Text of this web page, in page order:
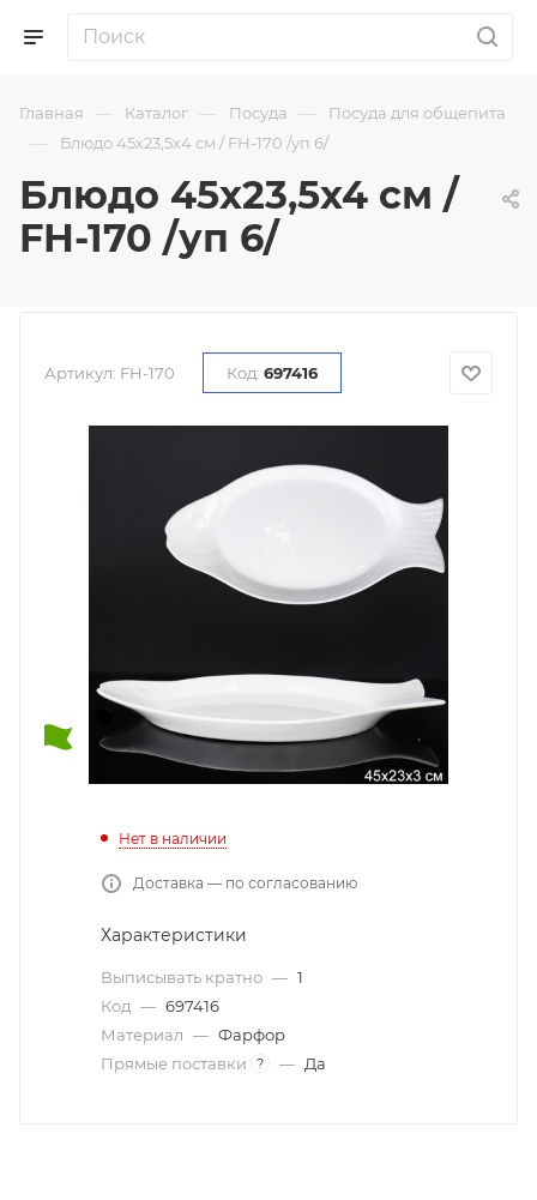
Главная — Каталог — Посуда — Посуда для общепита
— Блюдо 45х23,5х4 см / FH-170 /уп 6/
Блюдо 45х23,5х4 см /
FH-170 /уп 6/
Артикул: FH-170 Код: 697416
Нет в наличии
Доставка — по согласованию
Характеристики
Выписывать кратно — 1
Код — 697416
Материал — Фарфор
Прямые поставки
? — Да